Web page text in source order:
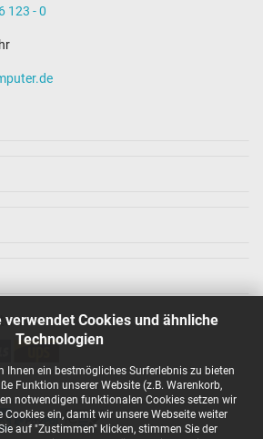
verwendet Cookies und ähnliche
Technologien
Ihnen ein bestmögliches Surferlebnis zu bieten
Funktion unserer Website (z.B. Warenkorb,
notwendigen funktionalen Cookies setzen wir
Cookies ein, damit wir unsere Webseite weiter
auf "Zustimmen" klicken, stimmen Sie der
123 - 0